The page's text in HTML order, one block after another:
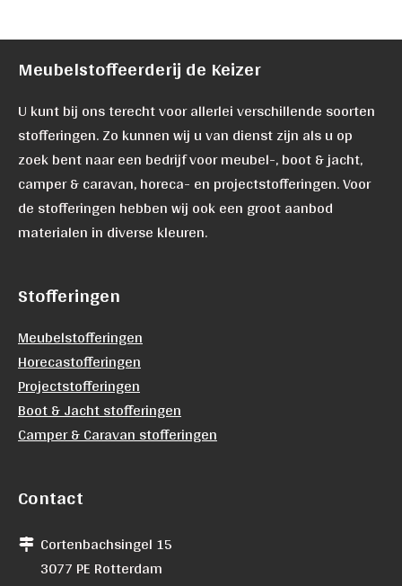
Meubelstoffeerderij de Keizer
U kunt bij ons terecht voor allerlei verschillende soorten
stofferingen. Zo kunnen wij u van dienst zijn als u op
zoek bent naar een bedrijf voor meubel-, boot & jacht,
camper & caravan, horeca- en projectstofferingen. Voor
de stofferingen hebben wij ook een groot aanbod
materialen in diverse kleuren.
Stofferingen
Meubelstofferingen
Horecastofferingen
Projectstofferingen
Boot & Jacht stofferingen
Camper & Caravan stofferingen
Contact
Cortenbachsingel 15
3077 PE Rotterdam